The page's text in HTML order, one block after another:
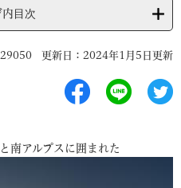
内目次
更新日：2024年1月5日更新
南アルプスに囲まれた